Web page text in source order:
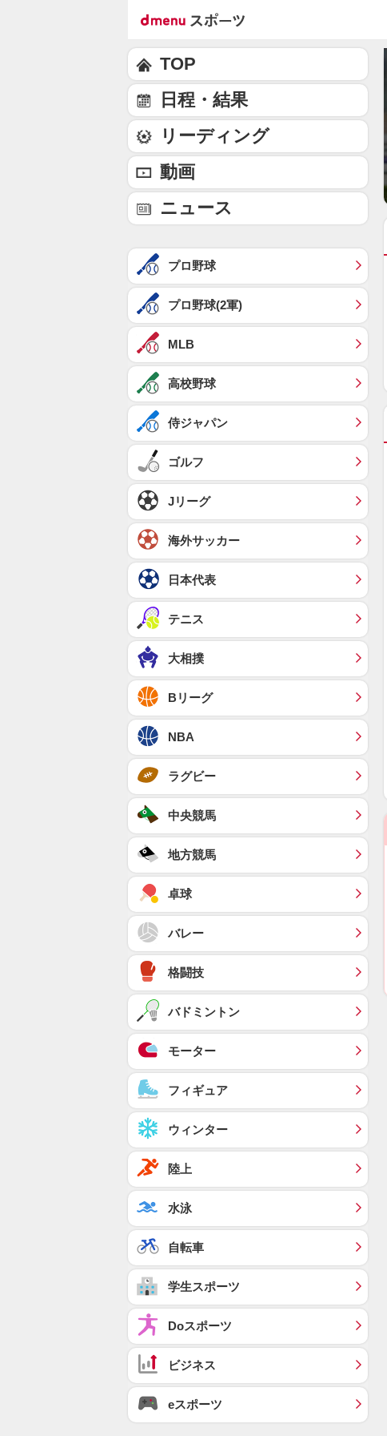
TOP
日程・結果
リーディング
動画
ニュース
プロ野球
プロ野球(2軍)
MLB
高校野球
侍ジャパン
ゴルフ
Jリーグ
海外サッカー
日本代表
テニス
大相撲
Bリーグ
NBA
ラグビー
中央競馬
地方競馬
卓球
バレー
格闘技
バドミントン
モーター
フィギュア
ウィンター
陸上
水泳
自転車
学生スポーツ
Doスポーツ
ビジネス
eスポーツ